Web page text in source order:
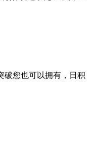
破您也可以拥有，日积